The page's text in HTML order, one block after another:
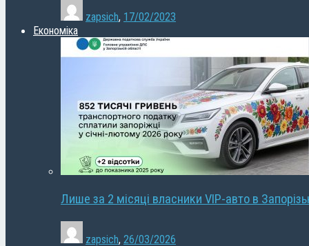
zapsich, 17/02/2023
Економіка
Лише за 2 місяці власники VIP-авто в
zapsich, 26/03/2026